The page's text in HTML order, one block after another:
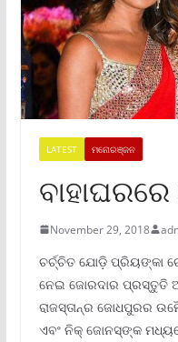
LATEST ମନୋରଞ୍ଜନ
November 29, 2018
ଚର୍ଚ୍ଚିତ ଯୋଡ଼ି ପ୍ରିୟଙ୍କା
ନେଇ ଜୋରଦାର ପ୍ରସ୍ତୁତି
ରାଜସ୍ତାନ୍ର ଜୋଧପୁରର
ଏବଂ ନିକ୍ ଜୋନସ୍ଙ୍କ